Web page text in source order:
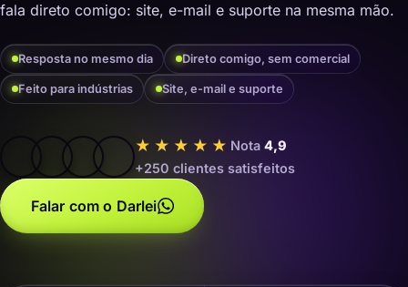
fala direto comigo: site, e-mail e suporte na mesma mão.
Resposta no mesmo dia Direto comigo, sem comercial
Feito para indústrias Site, e-mail e suporte
★★★★★ Nota 4,9
+250 clientes satisfeitos
Falar com o Darlei